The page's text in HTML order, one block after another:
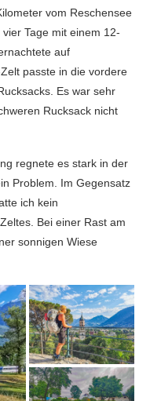
vom Reschensee
Tage mit einem 12-
auf
passte in die vordere
Es war sehr
Rucksack nicht
regnete es stark in der
Problem. Im Gegensatz
ich kein
Bei einer Rast am
sonnigen Wiese